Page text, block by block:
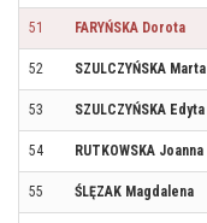
51 FARYŃSKA Dorota
52 SZULCZYŃSKA Marta
53 SZULCZYŃSKA Edyta
54 RUTKOWSKA Joanna
55 ŚLĘZAK Magdalena